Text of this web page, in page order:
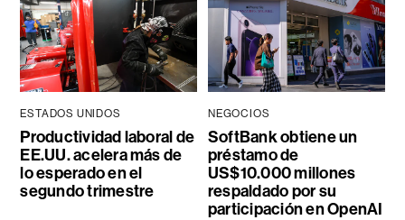
ESTADOS UNIDOS
Productividad laboral de
EE.UU. acelera más de
lo esperado en el
segundo trimestre
NEGOCIOS
SoftBank obtiene un
préstamo de
US$10.000 millones
respaldado por su
participación en OpenAI